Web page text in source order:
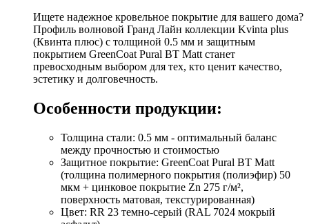
Ищете надежное кровельное покрытие для вашего дома?
Профиль волновой Гранд Лайн коллекции Kvinta plus
(Квинта плюс) с толщиной 0.5 мм и защитным
покрытием GreenCoat Pural BT Matt станет
превосходным выбором для тех, кто ценит качество,
эстетику и долговечность.
Особенности продукции:
Толщина стали: 0.5 мм - оптимальный баланс
между прочностью и стоимостью
Защитное покрытие: GreenCoat Pural BT Matt
(толщина полимерного покрытия (полиэфир) 50
мкм + цинковое покрытие Zn 275 г/м²,
поверхность матовая, текстурированная)
Цвет: RR 23 темно-серый (RAL 7024 мокрый